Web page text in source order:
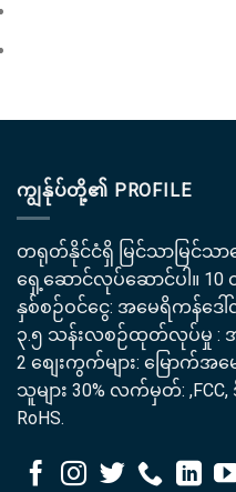
ကျွန်ုပ်တို့၏ PROFILE
တရုတ်နိုင်ငံရှိ မြင်သာမြင်သာ
ရှေ့ဆောင်လုပ်ဆောင်ပါ။
နှစ်စဉ်ဝင်ငွေ: အမေရိကန်ဒေ
၃.၅ သန်းလစဉ်ထုတ်လုပ်မှု : အ
2 စျေးကွက်များ: မြောက်အမ
သူများ 30% လက်မှတ်:
RoHS.